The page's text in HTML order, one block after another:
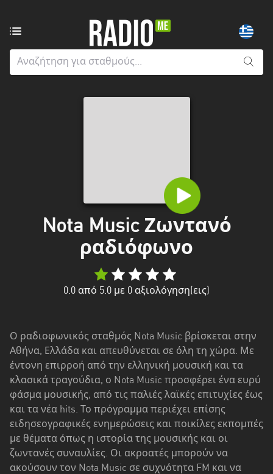
σταθμοί
από:
Θράκη
Μακεδονία
Ήπειρος
Θεσσαλία
νησιά
Κεντρική
Μακεδονία
Nota Music Ζωντανό
ραδιόφωνο
0.0 από 5.0 με 0 αξιολόγηση(εις)
Ο ραδιοφωνικός σταθμός Nota Music βρίσκεται στην
Αθήνα, Ελλάδα και απευθύνεται σε όλη τη χώρα. Με
έντονη επιρροή από την ελληνική μουσική και τα
κλασικά τραγούδια, ο Nota Music προσφέρει ένα ευρύ
φάσμα μουσικής, από τις παλιές λαϊκές επιτυχίες έως
και τα νέα hits. Το πρόγραμμα περιέχει επίσης
ειδησεογραφικές ενημερώσεις και ποικίλες εκπομπές
με θέματα όπως η ιστορία της μουσικής και οι
ζωντανές συναυλίες. Οι ακροατές μπορούν να
ακούσουν τον Nota Music σε συχνότητα FM και να